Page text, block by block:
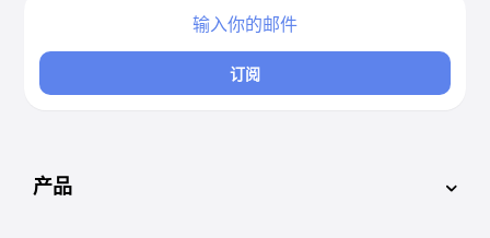
订阅
产品